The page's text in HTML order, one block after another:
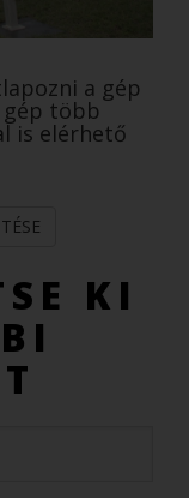
a gép
több
is elérhető
KI